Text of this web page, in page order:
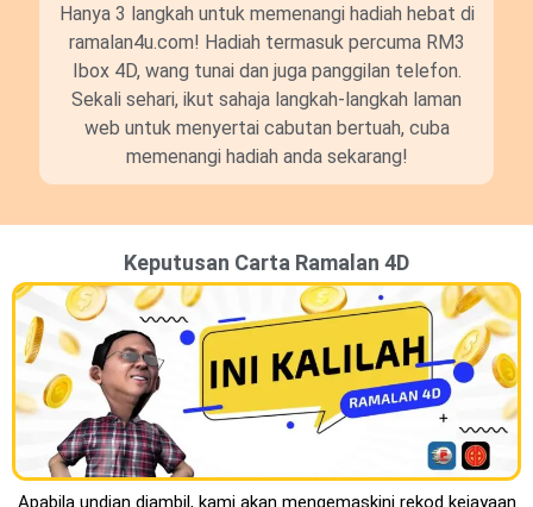
Hanya 3 langkah untuk memenangi hadiah hebat di
ramalan4u.com! Hadiah termasuk percuma RM3
Ibox 4D, wang tunai dan juga panggilan telefon.
Sekali sehari, ikut sahaja langkah-langkah laman
web untuk menyertai cabutan bertuah, cuba
memenangi hadiah anda sekarang!
Keputusan Carta Ramalan 4D
Apabila undian diambil, kami akan mengemaskini rekod kejayaan